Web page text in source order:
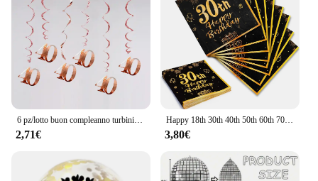
6 pz/lotto buon compleanno turbinii decorazione 16 20 21 30 40 50 60 70 anni oro rosa PVC decorazioni per feste di compleanno
2,71€
Happy 18th 30th 40th 50th 60th 70th Birthday tovaglioli in oro nero 20 pezzi tovaglioli per feste 70th Birthday Happy 50th Birthday
3,80€